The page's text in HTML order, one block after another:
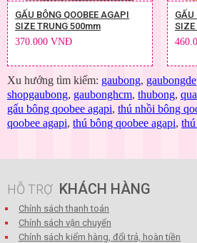
GẤU BÔNG QOOBEE AGAPI
SIZE TRUNG 500mm
370.000 VNĐ
GẤU
SIZE
Xu hướng tìm kiếm: gaubong,
shopgaubong, gaubonghcm, thubong,
gấu bông qoobee agapi, thú nhồi bông
qoobee agapi, thú bông qoobee agapi,
HỖ TRỢ KHÁCH HÀNG
Chính sách thanh toán
Chính sách vận chuyển
Chính sách kiểm hàng, đổi trả, hoàn tiền